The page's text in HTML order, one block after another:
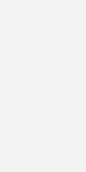
Reisch (65) wird nach
an seinen Sohn
die erst vierte
erfolgreiche
Jahre als Verleger
Stuttgarter Alfons
für Entscheider
Fall der Mauer die
und auch den
in den vergangenen
vielfältiges
internationaler Ebene